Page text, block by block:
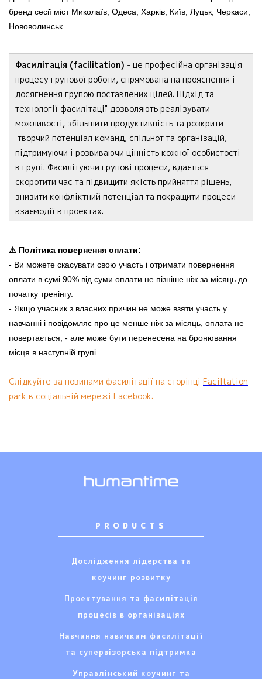
бренд сесії міст Миколаїв, Одеса, Харків, Київ, Луцьк, Черкаси,
Нововолинськ.
Фасилітація (facilitation) - це професійна організація
процесу групової роботи, спрямована на прояснення і
досягнення групою поставлених цілей. Підхід та
технології фасилітації дозволяють реалізувати
можливості, збільшити продуктивність та розкрити
творчий потенціал команд, спільнот та організацій,
підтримуючи і розвиваючи цінність кожної особистості
в групі. Фасилітуючи групові процеси, вдається
скоротити час та підвищити якість прийняття рішень,
знизити конфліктний потенціал та покращити процеси
взаємодії в проектах.
⚠ Політика повернення оплати:
- Ви можете скасувати свою участь і отримати повернення
оплати в сумі 90% від суми оплати не пізніше ніж за місяць до
початку тренінгу.
- Якщо учасник з власних причин не може взяти участь у
навчанні і повідомляє про це менше ніж за місяць, оплата не
повертається, - але може бути перенесена на бронювання
місця в наступній групі.
Слідкуйте за новинами фасилітації на сторінці Faciltation
park в соціальній мережі Facebook.
PRODUCTS
Дослідження лідерства та
коучинг розвитку
Проектування та фасилітація
процесів в організаціях
Навчання навичкам фасилітації
та супервізорська підтримка
Управлінський коучинг та